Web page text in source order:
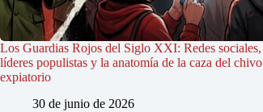
Los Guardias Rojos del Siglo XXI: Redes sociales,
líderes populistas y la anatomía de la caza del chivo
expiatorio
30 de junio de 2026